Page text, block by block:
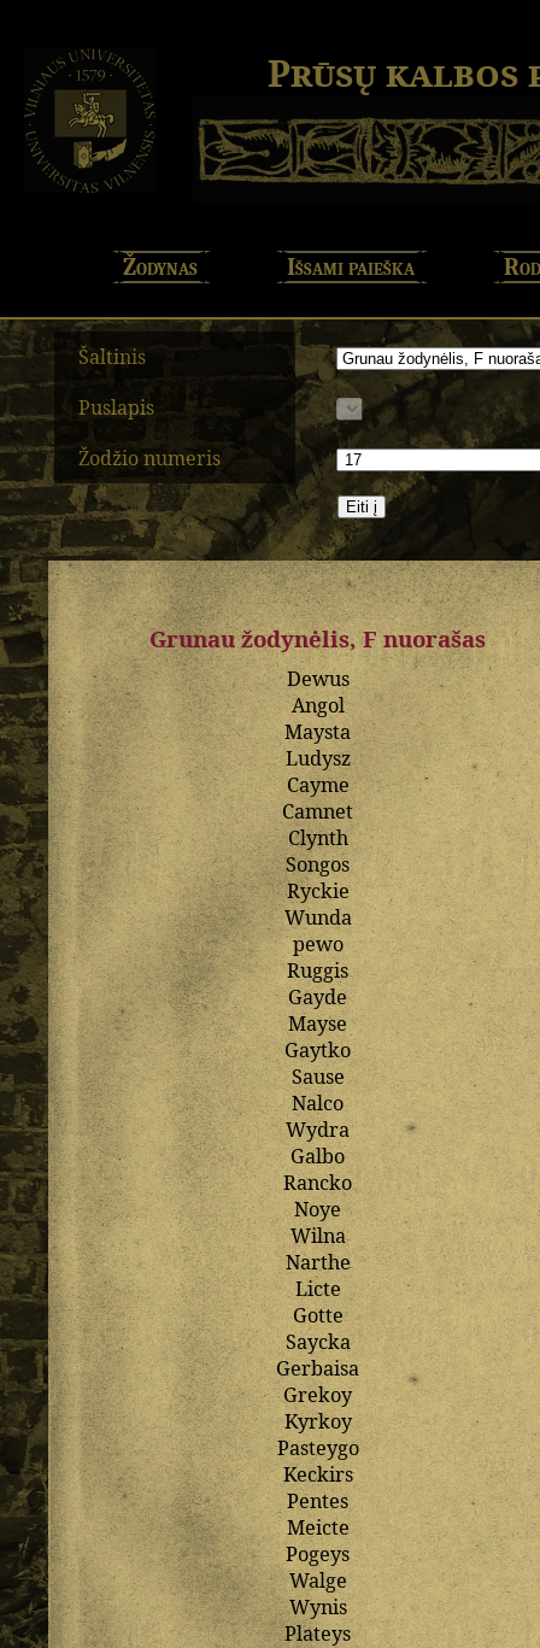
Prūsų kalbos
Žodynas Išsami paieška
Šaltinis
Puslapis
Žodžio numeris
Grunau žodynėlis, F nuorašas
Dewus
Angol
Maysta
Ludysz
Cayme
Camnet
Clynth
Songos
Ryckie
Wunda
pewo
Ruggis
Gayde
Mayse
Gaytko
Sause
Nalco
Wydra
Galbo
Rancko
Noye
Wilna
Narthe
Licte
Gotte
Saycka
Gerbaisa
Grekoy
Kyrkoy
Pasteygo
Keckirs
Pentes
Meicte
Pogeys
Walge
Wynis
Plateys